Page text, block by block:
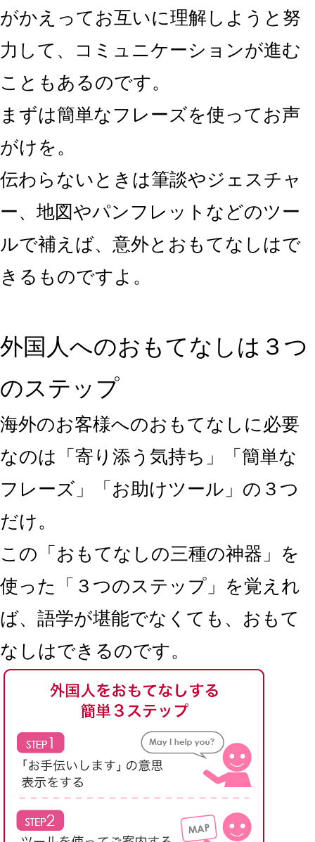
がかえってお互いに理解しようと努
力して、コミュニケーションが進む
こともあるのです。
まずは簡単なフレーズを使ってお声
がけを。
伝わらないときは筆談やジェスチャ
ー、地図やパンフレットなどのツー
ルで補えば、意外とおもてなしはで
きるものですよ。
外国人へのおもてなしは３つ
のステップ
海外のお客様へのおもてなしに必要
なのは「寄り添う気持ち」「簡単な
フレーズ」「お助けツール」の３つ
だけ。
この「おもてなしの三種の神器」を
使った「３つのステップ」を覚えれ
ば、語学が堪能でなくても、おもて
なしはできるのです。